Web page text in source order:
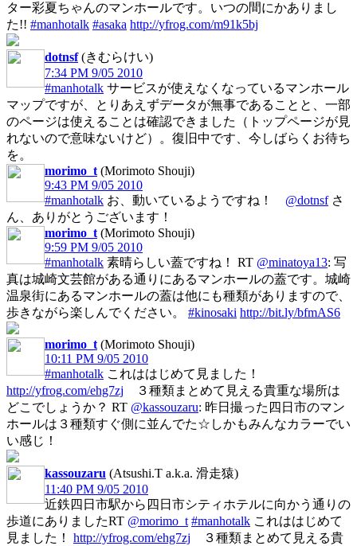
ター彩夏ちゃんのマンホールです。いつの間にかありまし
た!! #manhotalk #asaka http://yfrog.com/m91k5bj
dotnsf(きむらけい)
7:34 PM 9/05 2010
#manhotalk サービスが使えなくなっているマンホール
マップですが、とりあえずデータが無事であることと、一部
のページは使えることは確認できました（トップページが見
れないので意味ないけど）。復旧中です、今しばらくお待ち
を。
morimo_t (Morimoto Shouji)
9:43 PM 9/05 2010
#manhotalk お、動いているようですね！ @dotnsfさ
ん、ありがとうございます！
morimo_t (Morimoto Shouji)
9:59 PM 9/05 2010
#manhotalk 素晴らしい蓋ですね！ RT @minatoya13: 写
真は城崎文芸館がある通りにあるマンホールの蓋です。城崎
温泉街にあるマンホールの蓋は他にも種類がありますので、
歩きながら楽しんでください。 #kinosaki http://bit.ly/bfmAS6
morimo_t (Morimoto Shouji)
10:11 PM 9/05 2010
#manhotalk これははじめて見ました！
http://yfrog.com/ehg7zj ３種類まとめて見える貴重な場所は
どこでしょうか？ RT @kassouzaru: 昨日撮った四日市のマン
ホールは３種類すぐ側に並んでた☆しかもみんなカラーでい
い感じ！
kassouzaru (Atsushi.T a.k.a. 滑走猿)
11:40 PM 9/05 2010
近鉄四日市駅から四日市シティホテルに向かう通りの
歩道にありましたRT @morimo_t #manhotalk これははじめて
見ました！ http://yfrog.com/ehg7zj ３種類まとめて見える貴